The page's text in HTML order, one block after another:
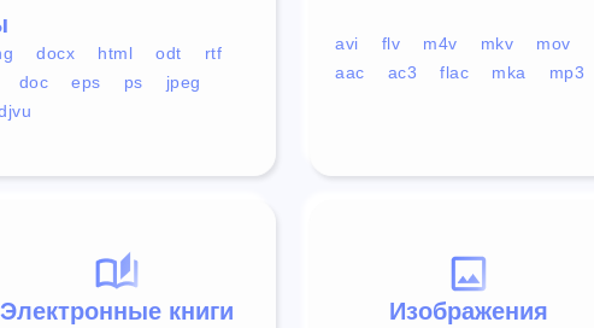
docx html odt
rtf
doc eps ps
jpeg
avi flv m4v mkv mov
aac
ac3 flac mka mp3
Изображения
Электронные книги